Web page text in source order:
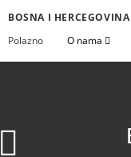
BOSNA I HERCEGOVINA
Polazno
O nama